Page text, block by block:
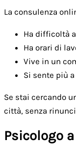
La consulenza
Ha difficoltà
Ha orari di
Vive in un
Si sente più
Se stai cercando
città, senza
Psicologo